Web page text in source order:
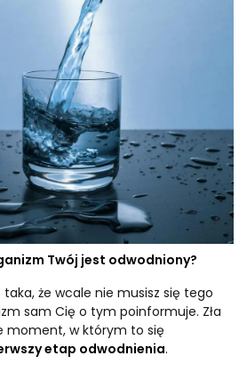
Twój jest odwodniony?
że wcale nie musisz się tego
sam Cię o tym poinformuje. Zła
moment, w którym to się
etap odwodnienia.